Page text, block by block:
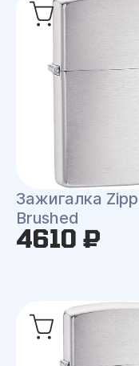
Зажигалка
Brushed
4610 ₽